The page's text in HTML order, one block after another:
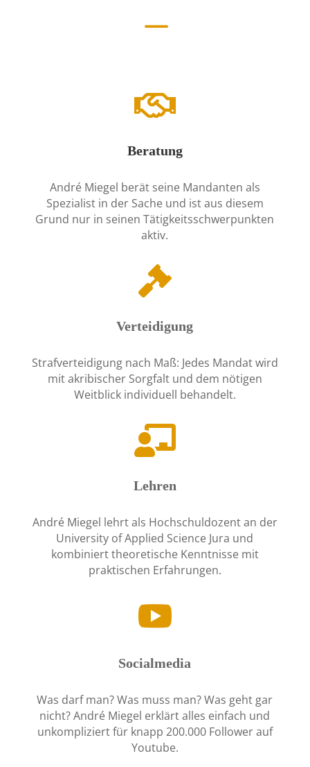
K

Beratung
André Miegel berät seine Mandanten als
Spezialist in der Sache und ist aus diesem
Grund nur in seinen Tätigkeitsschwerpunkten
aktiv.

Verteidigung
Strafverteidigung nach Maß: Jedes Mandat wird
mit akribischer Sorgfalt und dem nötigen
Weitblick individuell behandelt.

Lehren
André Miegel lehrt als Hochschuldozent an der
University of Applied Science Jura und
kombiniert theoretische Kenntnisse mit
praktischen Erfahrungen.

Socialmedia
Was darf man? Was muss man? Was geht gar
nicht? André Miegel erklärt alles einfach und
unkompliziert für knapp 200.000 Follower auf
Youtube.